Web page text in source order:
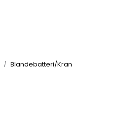
Blandebatteri/Kran